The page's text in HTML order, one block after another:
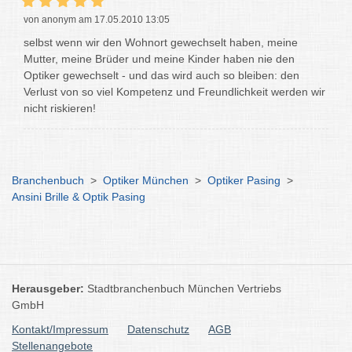
von anonym am 17.05.2010 13:05
selbst wenn wir den Wohnort gewechselt haben, meine
Mutter, meine Brüder und meine Kinder haben nie den
Optiker gewechselt - und das wird auch so bleiben: den
Verlust von so viel Kompetenz und Freundlichkeit werden wir
nicht riskieren!
Branchenbuch > Optiker München > Optiker Pasing >
Ansini Brille & Optik Pasing
Herausgeber: Stadtbranchenbuch München Vertriebs
GmbH
Kontakt/Impressum
Datenschutz
AGB
Stellenangebote